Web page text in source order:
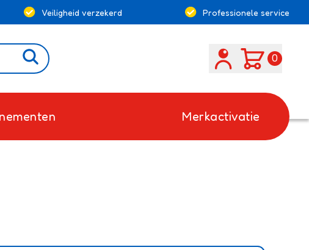
Veiligheid verzekerd Professionele service
Search 0
Merkactivatie